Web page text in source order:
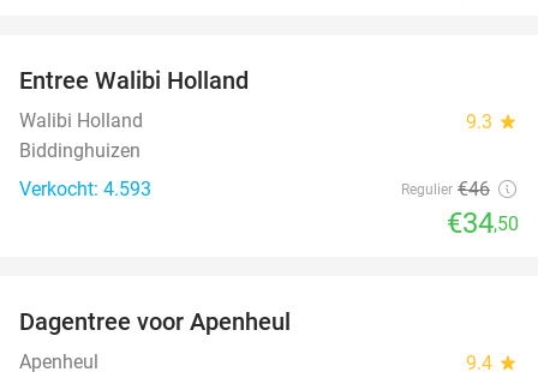
Entree Walibi Holland
Walibi Holland 9.3 star
Biddinghuizen
Verkocht: 4.593
Regulier €46
€34,50
Dagentree voor Apenheul
Apenheul 9.4 star